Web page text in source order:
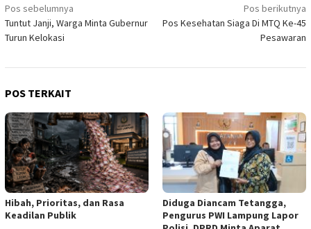
Navigasi
pos
Pos sebelumnya
Tuntut Janji, Warga Minta Gubernur
Turun Kelokasi
Pos berikutnya
Pos Kesehatan Siaga Di MTQ Ke-45
Pesawaran
POS TERKAIT
Hibah, Prioritas, dan Rasa
Keadilan Publik
Diduga Diancam Tetangga,
Pengurus PWI Lampung Lapor